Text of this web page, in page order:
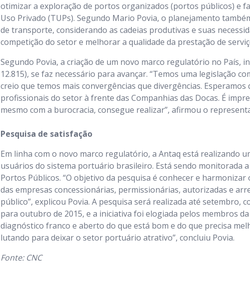
otimizar a exploração de portos organizados (portos públicos) e
Uso Privado (TUPs). Segundo Mario Povia, o planejamento
de transporte, considerando as cadeias produtivas e suas
competição do setor e melhorar a qualidade da prestação de
Segundo Povia, a criação de um novo marco regulatório no País,
12.815), se faz necessário para avançar. “Temos uma legislação
creio que temos mais convergências que divergências.
profissionais do setor à frente das Companhias das Docas. É
mesmo com a burocracia, consegue realizar”, afirmou o
Pesquisa de satisfação
Em linha com o novo marco regulatório, a Antaq está realizando
usuários do sistema portuário brasileiro. Está sendo monitorada
Portos Públicos. “O objetivo da pesquisa é conhecer e
das empresas concessionárias, permissionárias, autorizadas e
público”, explicou Povia. A pesquisa será realizada até setembro,
para outubro de 2015, e a iniciativa foi elogiada pelos membros
diagnóstico franco e aberto do que está bom e do que precisa
lutando para deixar o setor portuário atrativo”, concluiu Povia.
Fonte: CNC